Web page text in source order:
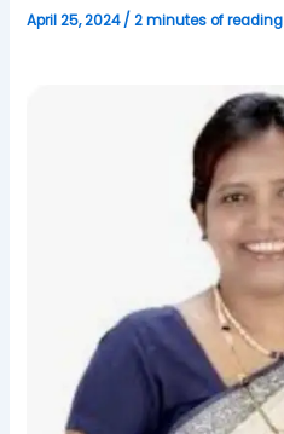
April 25, 2024/2 minutes of reading